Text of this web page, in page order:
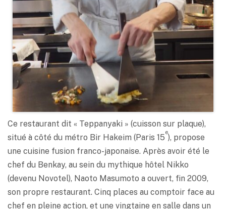
Ce restaurant dit « Teppanyaki » (cuisson sur plaque),
situé à côté du métro Bir Hakeim (Paris 15
e
), propose
une cuisine fusion franco-japonaise. Après avoir été le
chef du Benkay, au sein du mythique hôtel Nikko
(devenu Novotel), Naoto Masumoto a ouvert, fin 2009,
son propre restaurant. Cinq places au comptoir face au
chef en pleine action, et une vingtaine en salle dans un